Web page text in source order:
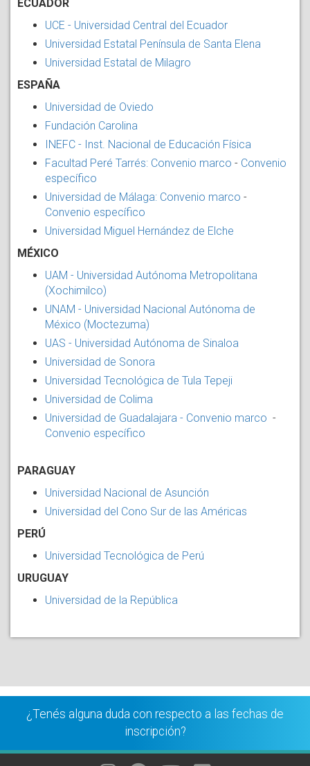
ECUADOR
UCE - Universidad Central del Ecuador
Universidad Estatal Península de Santa Elena
Universidad Estatal de Milagro
ESPAÑA
Universidad de Oviedo
Fundación Carolina
INEFC - Inst. Nacional de Educación Física
Facultad Peré Tarrés: Convenio marco - Convenio
específico
Universidad de Málaga: Convenio marco -
Convenio específico
Universidad Miguel Hernández de Elche
MÉXICO
UAM - Universidad Autónoma Metropolitana
(Xochimilco)
UNAM - Universidad Nacional Autónoma de
México (Moctezuma)
UAS - Universidad Autónoma de Sinaloa
Universidad de Sonora
Universidad Tecnológica de Tula Tepeji
Universidad de Colima
Universidad de Guadalajara - Convenio marco -
Convenio específico
PARAGUAY
Universidad Nacional de Asunción
Universidad del Cono Sur de las Américas
PERÚ
Universidad Tecnológica de Perú
URUGUAY
Universidad de la República
¿Tenés alguna duda con respecto a las fechas de
inscripción?